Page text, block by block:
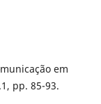
em
pp. 85-93.